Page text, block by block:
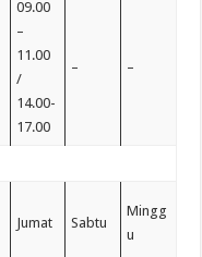
09.00
–
11.00
/
14.00-
17.00
– –
Jumat Sabtu
Mingg
u